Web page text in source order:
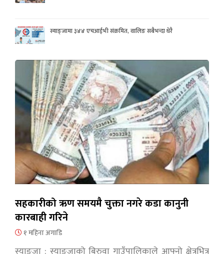
स्याङ्जामा ३४४ एचआईभी संक्रमित, वालिङ सबैभन्दा धेरै
सहकारीको ऋण समयमै चुक्ता नगरे कडा कानुनी
कारबाही गरिने
१ महिना अगाडि